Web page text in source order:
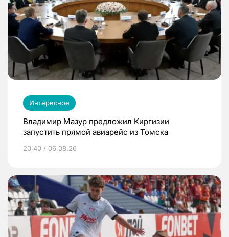
Интересное
Владимир Мазур предложил Киргизии
запустить прямой авиарейс из Томска
20:40 / 06.08.26